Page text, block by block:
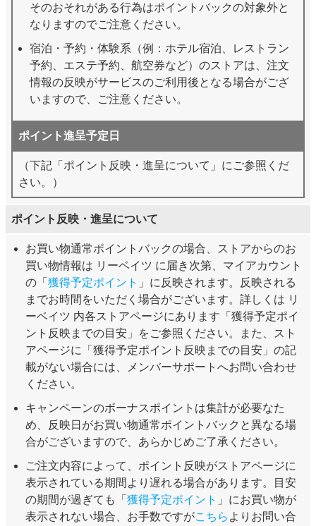
そのおそれがある行為はポイントバックの対象外と
なりますのでご注意ください。
宿泊・予約・体験系（例：ホテル宿泊、レストラン
予約、エステ予約、航空券など）のストアは、注文
情報の反映がサービスのご利用後となる場合がござ
いますので、ご注意ください。
ポイント進呈予定日
（下記「ポイント反映・進呈について」にご参照くだ
さい。）
ポイント反映・進呈について
お買い物通常ポイントバックの場合、ストアからのお
買い物情報は リーベイツ に届き次第、マイアカウント
の「 獲得予定ポイント 」に反映されます。反映される
までお時間をいただく場合がございます。詳しくは リ
ーベイツ 内各ストアページにあります「獲得予定ポイ
ント反映までの目安」をご参照ください。また、スト
アページに「獲得予定ポイント反映までの目安」の記
載がない場合には、メンバーサポートへお問い合わせ
ください。
キャンペーンのボーナスポイントは集計が必要なた
め、反映日がお買い物通常ポイントバックと異なる場
合がございますので、あらかじめご了承ください。
ご注文内容によって、ポイント反映がストアページに
表示されている期間より遅れる場合があります。目安
の期間が過ぎても「 獲得予定ポイント 」にお買い物が
表示されない場合、お手数ですがこちら よりお問い合